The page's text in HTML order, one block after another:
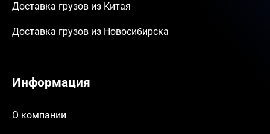
Доставка грузов из Китая
Доставка грузов из Новосибирска
Информация
О компании